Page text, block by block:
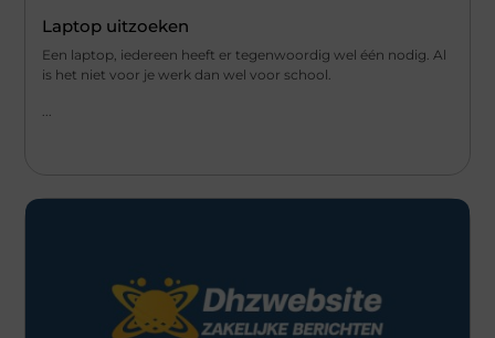
Laptop uitzoeken
Een laptop, iedereen heeft er tegenwoordig wel één nodig. Al
is het niet voor je werk dan wel voor school.